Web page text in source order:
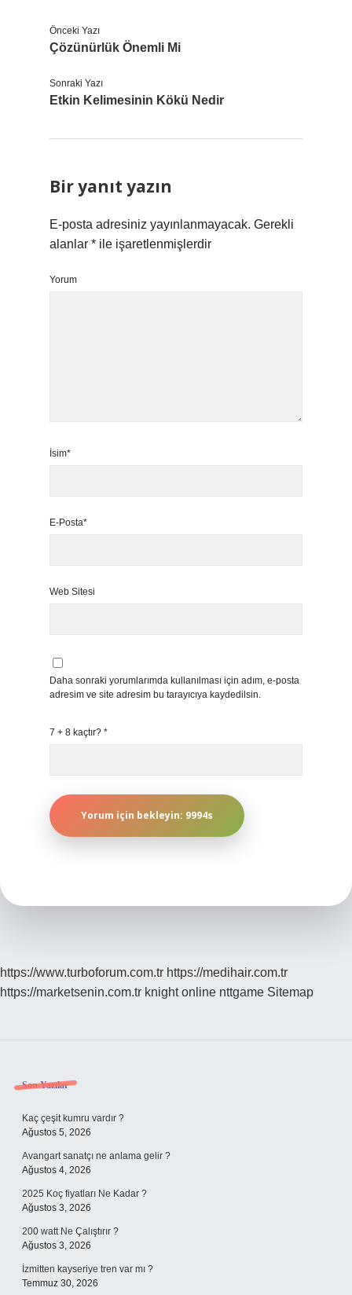
Önceki Yazı
Çözünürlük Önemli Mi
Sonraki Yazı
Etkin Kelimesinin Kökü Nedir
Bir yanıt yazın
E-posta adresiniz yayınlanmayacak. Gerekli
alanlar * ile işaretlenmişlerdir
Yorum
İsim*
E-Posta*
Web Sitesi
Daha sonraki yorumlarımda kullanılması için adım, e-posta
adresim ve site adresim bu tarayıcıya kaydedilsin.
7 + 8 kaçtır? *
https://www.turboforum.com.tr https://medihair.com.tr
https://marketsenin.com.tr knight online nttgame Sitemap
Sidebar
Son Yazılar
Kaç çeşit kumru vardır ?
Ağustos 5, 2026
Avangart sanatçı ne anlama gelir ?
Ağustos 4, 2026
2025 Koç fiyatları Ne Kadar ?
Ağustos 3, 2026
200 watt Ne Çalıştırır ?
Ağustos 3, 2026
İzmitten kayseriye tren var mı ?
Temmuz 30, 2026